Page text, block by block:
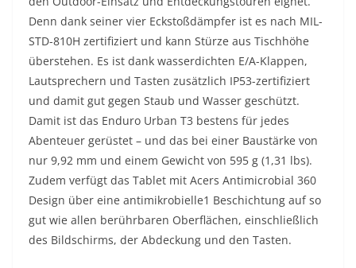
Denn dank seiner vier Eckstoßdämpfer ist es nach MIL-
STD-810H zertifiziert und kann Stürze aus Tischhöhe
überstehen. Es ist dank wasserdichten E/A-Klappen,
Lautsprechern und Tasten zusätzlich IP53-zertifiziert
und damit gut gegen Staub und Wasser geschützt.
Damit ist das Enduro Urban T3 bestens für jedes
Abenteuer gerüstet – und das bei einer Baustärke von
nur 9,92 mm und einem Gewicht von 595 g (1,31 lbs).
Zudem verfügt das Tablet mit Acers Antimicrobial 360
Design über eine antimikrobielle1 Beschichtung auf so
gut wie allen berührbaren Oberflächen, einschließlich
des Bildschirms, der Abdeckung und den Tasten.